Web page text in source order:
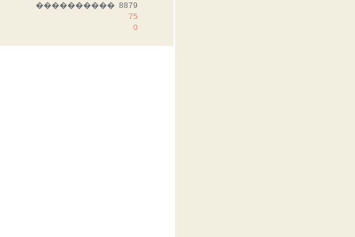
���������� 8879
75
0